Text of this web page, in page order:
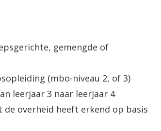
gemengde of
(mbo-niveau 2, of 3)
leerjaar 3 naar leerjaar 4
overheid heeft erkend op basis